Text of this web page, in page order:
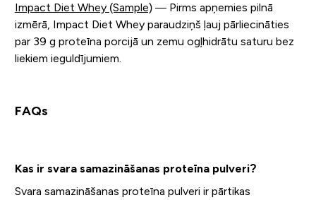
Impact Diet Whey (Sample)— Pirms apņemies pilnā
izmērā, Impact Diet Whey paraudziņš ļauj pārliecināties
par 39 g proteīna porcijā un zemu ogļhidrātu saturu bez
liekiem ieguldījumiem.
FAQs
Kas ir svara samazināšanas proteīna pulveri?
Svara samazināšanas proteīna pulveri ir pārtikas